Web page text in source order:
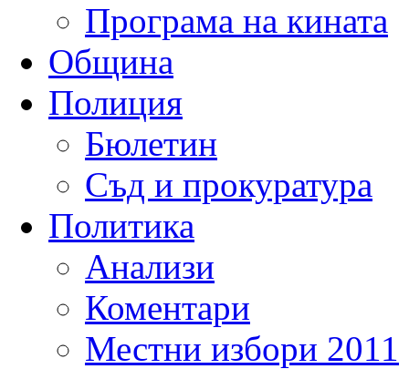
Програма на кината
Община
Полиция
Бюлетин
Съд и прокуратура
Политика
Анализи
Коментари
Местни избори 2011